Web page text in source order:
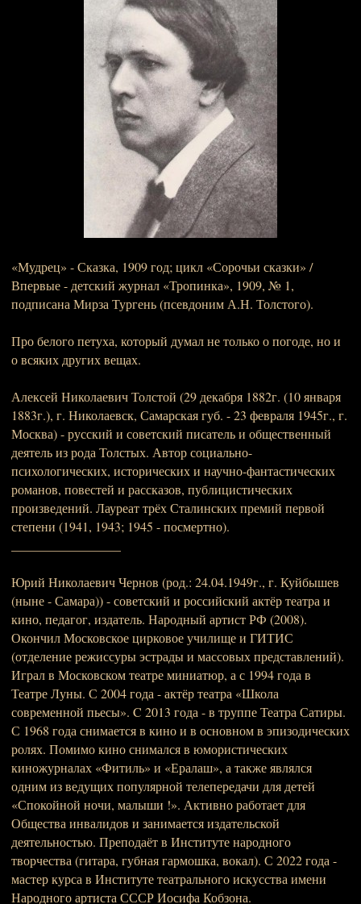
«Мудрец» - Сказка, 1909 год; цикл «Сорочьи сказки» /
Впервые - детский журнал «Тропинка», 1909, № 1,
подписана Мирза Тургень (псевдоним А.Н. Толстого).
Про белого петуха, который думал не только о погоде, но и
о всяких других вещах.
Алексей Николаевич Толстой (29 декабря 1882г. (10 января
1883г.), г. Николаевск, Самарская губ. - 23 февраля 1945г., г.
Москва) - русский и советский писатель и общественный
деятель из рода Толстых. Автор социально-
психологических, исторических и научно-фантастических
романов, повестей и рассказов, публицистических
произведений. Лауреат трёх Сталинских премий первой
степени (1941, 1943; 1945 - посмертно).
Юрий Николаевич Чернов (род.: 24.04.1949г., г. Куйбышев
(ныне - Самара)) - советский и российский актёр театра и
кино, педагог, издатель. Народный артист РФ (2008).
Окончил Московское цирковое училище и ГИТИС
(отделение режиссуры эстрады и массовых представлений).
Играл в Московском театре миниатюр, а с 1994 года в
Театре Луны. С 2004 года - актёр театра «Школа
современной пьесы». C 2013 года - в труппе Театра Сатиры.
С 1968 года снимается в кино и в основном в эпизодических
ролях. Помимо кино снимался в юмористических
киножурналах «Фитиль» и «Ералаш», а также являлся
одним из ведущих популярной телепередачи для детей
«Спокойной ночи, малыши !». Активно работает для
Общества инвалидов и занимается издательской
деятельностью. Преподаёт в Институте народного
творчества (гитара, губная гармошка, вокал). С 2022 года -
мастер курса в Институте театрального искусства имени
Народного артиста СССР Иосифа Кобзона.